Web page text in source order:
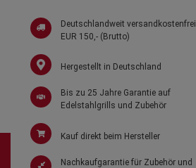
Deutschlandweit versandkostenfrei
EUR 150,- (Brutto)
Hergestellt in Deutschland
Bis zu 25 Jahre Garantie auf
Edelstahlgrills und Zubehör
Kauf direkt beim Hersteller
Nachkaufgarantie für Zubehör und